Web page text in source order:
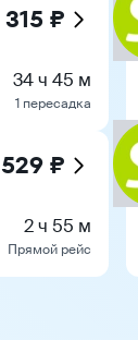
315 ₽
34 ч 45 м
1 пересадка
₽
2 ч 55 м
Прямой рейс